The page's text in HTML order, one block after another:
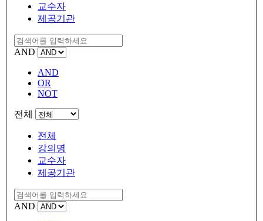
교수자
제공기관
AND
AND
OR
NOT
전체
전체
강의명
교수자
제공기관
AND